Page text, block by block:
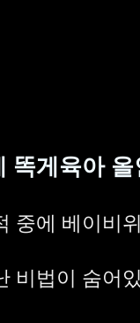
똑게육아 올
중에 베이비
비법이 숨어